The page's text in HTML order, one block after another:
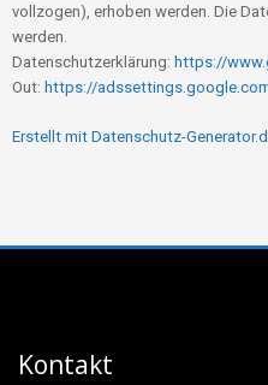
vollzogen), erhoben werden. Die
werden.
Datenschutzerklärung: https://
Out: https://
Erstellt mit Datenschutz-
Kontakt